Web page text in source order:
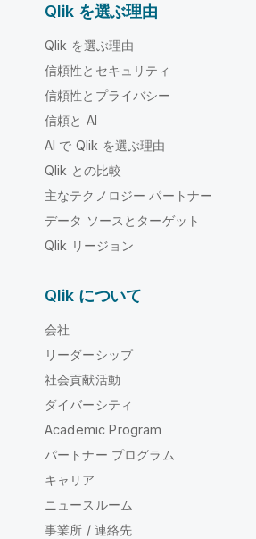
Qlik を選ぶ理由
Qlik を選ぶ理由
信頼性とセキュリティ
信頼性とプライバシー
信頼と AI
AI で Qlik を選ぶ理由
Qlik との比較
主なテクノロジー パートナー
データ ソースとターゲット
Qlik リージョン
Qlik について
会社
リーダーシップ
社会貢献活動
ダイバーシティ
Academic Program
パートナー プログラム
キャリア
ニュースルーム
事業所 / 連絡先